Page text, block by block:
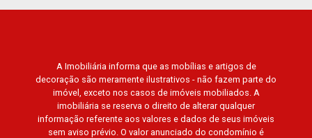
A Imobiliária informa que as mobílias e artigos de
decoração são meramente ilustrativos - não fazem parte do
imóvel, exceto nos casos de imóveis mobiliados. A
imobiliária se reserva o direito de alterar qualquer
informação referente aos valores e dados de seus imóveis
sem aviso prévio. O valor anunciado do condomínio é